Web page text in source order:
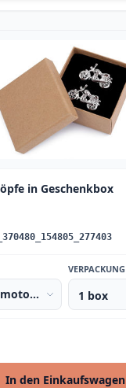
in Geschenkbox
VERPACKUNG
In den Einkaufswagen